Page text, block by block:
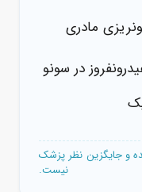
مادری
در سونو
و جایگزین نظر پزشک
نیست.